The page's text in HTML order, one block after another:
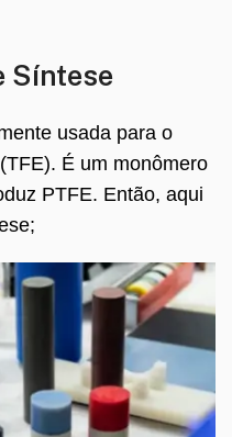
Síntese
usada para o
É um monômero
PTFE. Então, aqui